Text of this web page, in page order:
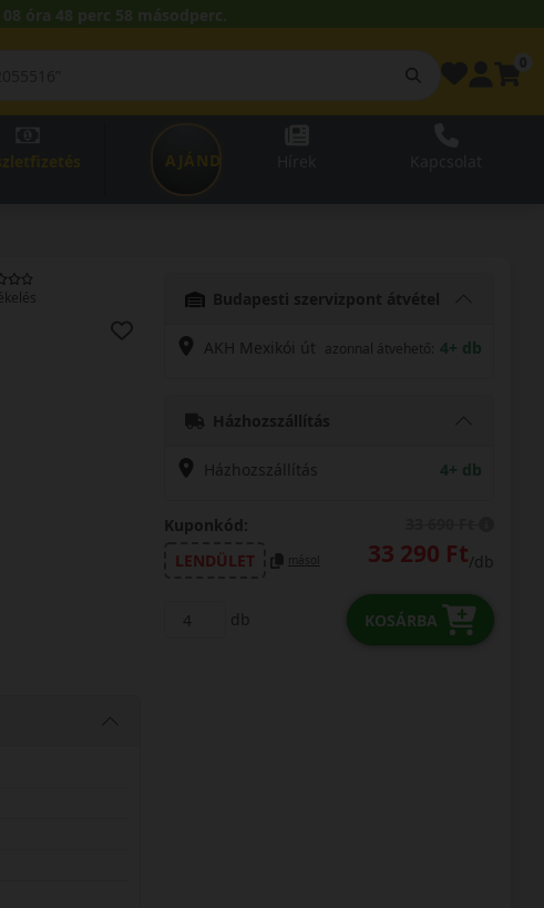
óra 48 perc 57 másodperc.
AJÁNDÉKUTALVÁNY
Budapesti szervizpont átvétel
AKH Mexikói út azonnal átvehető: 4+ db
Házhozszállítás
Házhozszállítás 4+ db
Kuponkód:
LENDÜLET
másol 33 290 Ft/db
db KOSÁRBA